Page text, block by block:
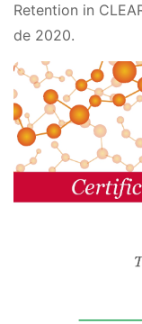
Retention in
de 2020.